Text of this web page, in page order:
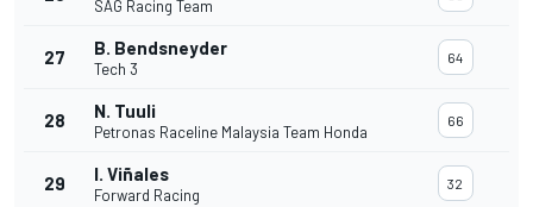
SAG Racing Team
27 B. Bendsneyder
Tech 3
64
28 N. Tuuli
Petronas Raceline Malaysia Team Honda
66
29 I. Viñales
Forward Racing
32